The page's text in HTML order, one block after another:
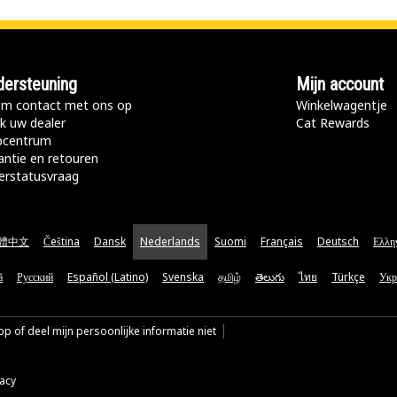
contact met ons op
uw dealer
en retouren
Mijn account
Winkelwagentje
Cat Rewards
中文 Čeština Dansk Nederlands Suomi Français Deutsch
Русский Español (Latino) Svenska தமிழ் తెలుగు ไทย Türkçe
of deel mijn persoonlijke informatie niet